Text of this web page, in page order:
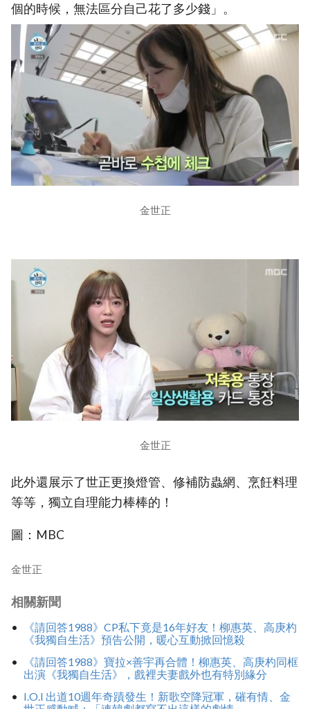
個的時候，無法區分自己花了多少錢」。
金世正
金世正
此外還展示了世正更換燈管、修補防蟲網、烹飪料理
等等，獨立自理能力棒棒的！
圖：MBC
金世正
相關新聞
《請回答1988》CP私下竟是16年好友！柳惠英、高庚杓
《我獨自生活》預告公開，暖心互動掀回憶殺
《請回答1988》寶拉×善宇再合體！柳惠英、高庚杓同框
出演《我獨自生活》，戲裡夫妻戲外也有特別緣分
I.O.I 出道10週年奇蹟發生！新歌空降冠軍，磪有情、金